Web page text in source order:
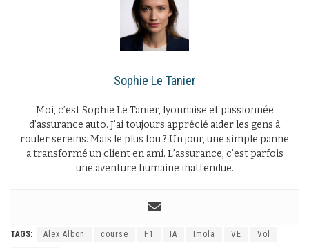
Sophie Le Tanier
Moi, c’est Sophie Le Tanier, lyonnaise et passionnée
d’assurance auto. J’ai toujours apprécié aider les gens à
rouler sereins. Mais le plus fou ? Un jour, une simple panne
a transformé un client en ami. L’assurance, c’est parfois
une aventure humaine inattendue.
TAGS: Alex Albon course F1 IA Imola VE Vol